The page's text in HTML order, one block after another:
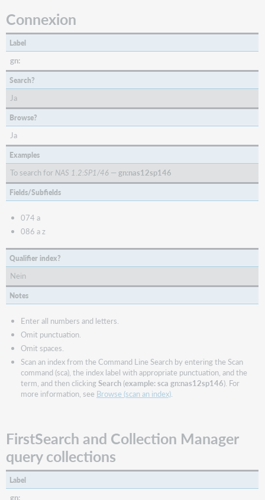
Connexion
Label
gn:
Search?
Ja
Browse?
Ja
Examples
To search for NAS 1.2:SP1/46 — gn:nas12sp146
Fields/Subfields
074 a
086 a z
Qualifier index?
Nein
Notes
Enter all numbers and letters.
Omit punctuation.
Omit spaces.
Scan an index from the Command Line Search by entering the Scan
command (sca), the index label with appropriate punctuation, and the
term, and then clicking Search(example: sca gn:nas12sp146). For
more information, see Browse (scan an index).
FirstSearch and Collection Manager
query collections
Label
gn: